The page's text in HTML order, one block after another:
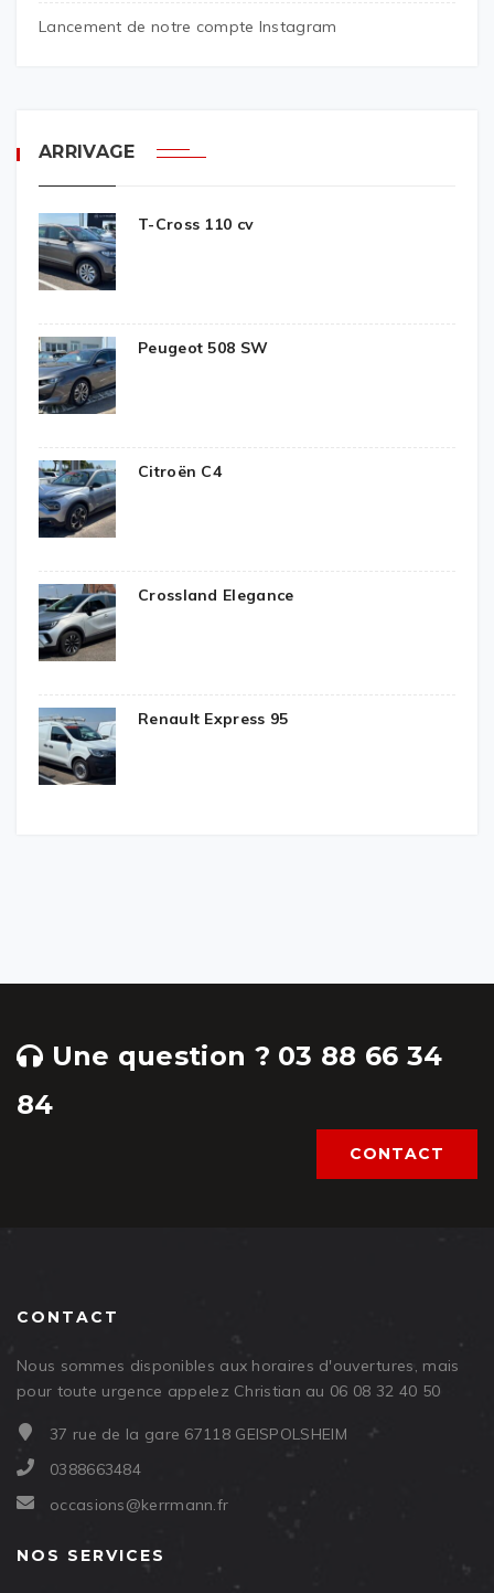
Lancement de notre compte Instagram
ARRIVAGE
T-Cross 110 cv
Peugeot 508 SW
Citroën C4
Crossland Elegance
Renault Express 95
Une question ? 03 88 66 34
84
CONTACT
CONTACT
Nous sommes disponibles aux horaires d'ouvertures, mais
pour toute urgence appelez Christian au 06 08 32 40 50
37 rue de la gare 67118 GEISPOLSHEIM
0388663484
occasions@kerrmann.fr
NOS SERVICES